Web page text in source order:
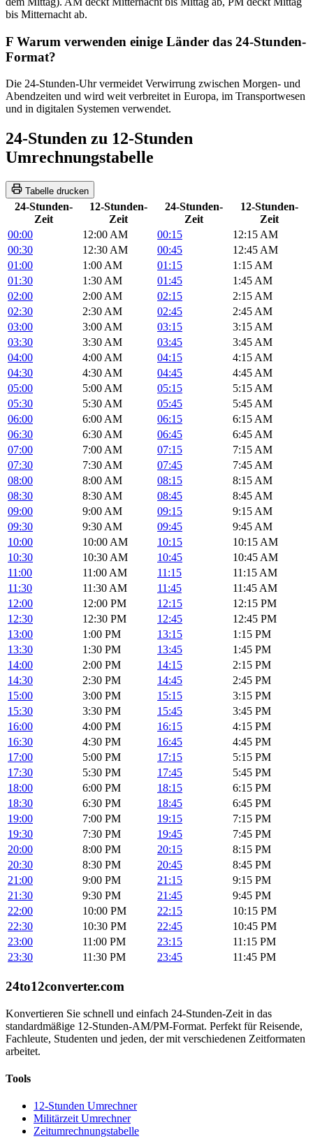
bis Mitternacht ab.
F Warum verwenden einige Länder das 24-Stunden-
Format?
Die 24-Stunden-Uhr vermeidet Verwirrung zwischen Morgen- und
Abendzeiten und wird weit verbreitet in Europa, im Transportwesen
und in digitalen Systemen verwendet.
24-Stunden zu 12-Stunden
Umrechnungstabelle
Tabelle drucken
24-Stunden-
Zeit
12-Stunden-
Zeit
24-Stunden-
Zeit
12-Stunden-
Zeit
00:00
12:00 AM 00:15
12:15 AM
00:30
12:30 AM 00:45
12:45 AM
01:00
1:00 AM 01:15
1:15 AM
01:30
1:30 AM 01:45
1:45 AM
02:00
2:00 AM 02:15
2:15 AM
02:30
2:30 AM 02:45
2:45 AM
03:00
3:00 AM 03:15
3:15 AM
03:30
3:30 AM 03:45
3:45 AM
04:00
4:00 AM 04:15
4:15 AM
04:30
4:30 AM 04:45
4:45 AM
05:00
5:00 AM 05:15
5:15 AM
05:30
5:30 AM 05:45
5:45 AM
06:00
6:00 AM 06:15
6:15 AM
06:30
6:30 AM 06:45
6:45 AM
07:00
7:00 AM 07:15
7:15 AM
07:30
7:30 AM 07:45
7:45 AM
08:00
8:00 AM 08:15
8:15 AM
08:30
8:30 AM 08:45
8:45 AM
09:00
9:00 AM 09:15
9:15 AM
09:30
9:30 AM 09:45
9:45 AM
10:00
10:00 AM 10:15
10:15 AM
10:30
10:30 AM 10:45
10:45 AM
11:00
11:00 AM 11:15
11:15 AM
11:30
11:30 AM 11:45
11:45 AM
12:00
12:00 PM 12:15
12:15 PM
12:30
12:30 PM 12:45
12:45 PM
13:00
1:00 PM 13:15
1:15 PM
13:30
1:30 PM 13:45
1:45 PM
14:00
2:00 PM 14:15
2:15 PM
14:30
2:30 PM 14:45
2:45 PM
15:00
3:00 PM 15:15
3:15 PM
15:30
3:30 PM 15:45
3:45 PM
16:00
4:00 PM 16:15
4:15 PM
16:30
4:30 PM 16:45
4:45 PM
17:00
5:00 PM 17:15
5:15 PM
17:30
5:30 PM 17:45
5:45 PM
18:00
6:00 PM 18:15
6:15 PM
18:30
6:30 PM 18:45
6:45 PM
19:00
7:00 PM 19:15
7:15 PM
19:30
7:30 PM 19:45
7:45 PM
20:00
8:00 PM 20:15
8:15 PM
20:30
8:30 PM 20:45
8:45 PM
21:00
9:00 PM 21:15
9:15 PM
21:30
9:30 PM 21:45
9:45 PM
22:00
10:00 PM 22:15
10:15 PM
22:30
10:30 PM 22:45
10:45 PM
23:00
11:00 PM 23:15
11:15 PM
23:30
11:30 PM 23:45 11:45 PM
24to12converter.com
Konvertieren Sie schnell und einfach 24-Stunden-Zeit in das
standardmäßige 12-Stunden-AM/PM-Format. Perfekt für Reisende,
Fachleute, Studenten und jeden, der mit verschiedenen Zeitformaten
arbeitet.
Tools
12-Stunden Umrechner
Militärzeit Umrechner
Zeitumrechnungstabelle